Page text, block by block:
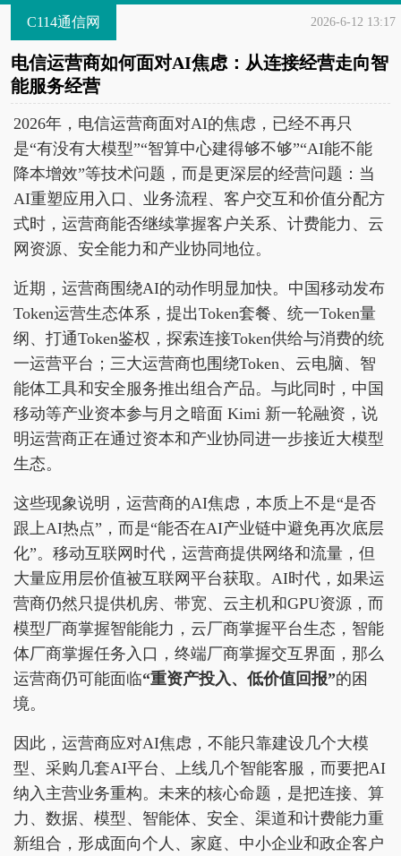
C114通信网 2026-6-12 13:17
电信运营商如何面对AI焦虑：从连接经营走向智
能服务经营
2026年，电信运营商面对AI的焦虑，已经不再只
是“有没有大模型”“智算中心建得够不够”“AI能不能
降本增效”等技术问题，而是更深层的经营问题：当
AI重塑应用入口、业务流程、客户交互和价值分配方
式时，运营商能否继续掌握客户关系、计费能力、云
网资源、安全能力和产业协同地位。
近期，运营商围绕AI的动作明显加快。中国移动发布
Token运营生态体系，提出Token套餐、统一Token量
纲、打通Token鉴权，探索连接Token供给与消费的统
一运营平台；三大运营商也围绕Token、云电脑、智
能体工具和安全服务推出组合产品。与此同时，中国
移动等产业资本参与月之暗面 Kimi 新一轮融资，说
明运营商正在通过资本和产业协同进一步接近大模型
生态。
这些现象说明，运营商的AI焦虑，本质上不是“是否
跟上AI热点”，而是“能否在AI产业链中避免再次底层
化”。移动互联网时代，运营商提供网络和流量，但
大量应用层价值被互联网平台获取。AI时代，如果运
营商仍然只提供机房、带宽、云主机和GPU资源，而
模型厂商掌握智能能力，云厂商掌握平台生态，智能
体厂商掌握任务入口，终端厂商掌握交互界面，那么
运营商仍可能面临“重资产投入、低价值回报”的困
境。
因此，运营商应对AI焦虑，不能只靠建设几个大模
型、采购几套AI平台、上线几个智能客服，而要把AI
纳入主营业务重构。未来的核心命题，是把连接、算
力、数据、模型、智能体、安全、渠道和计费能力重
新组合，形成面向个人、家庭、中小企业和政企客户